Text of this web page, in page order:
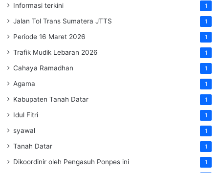
Informasi terkini 1
Jalan Tol Trans Sumatera JTTS 1
Periode 16 Maret 2026 1
Trafik Mudik Lebaran 2026 1
Cahaya Ramadhan 1
Agama 1
Kabupaten Tanah Datar 1
Idul Fitri 1
syawal 1
Tanah Datar 1
Dikoordinir oleh Pengasuh Ponpes ini 1